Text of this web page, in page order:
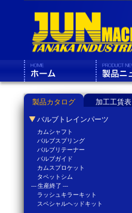
製品カタログ 加工工賃表
バルブトレインパーツ
カムシャフト
バルブスプリング
バルブリテーナー
バルブガイド
カムスプロケット
タペットシム
--- 生産終了 ---
ラッシュキラーキット
スペシャルヘッドキット